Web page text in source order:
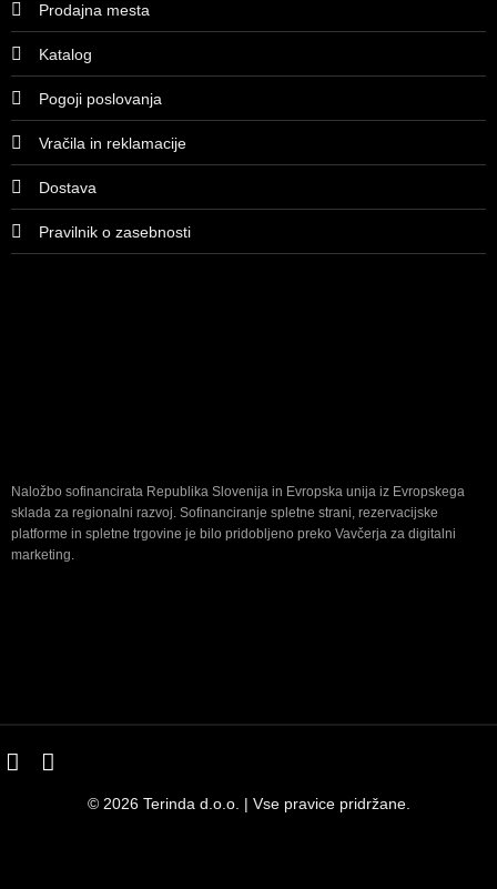
Prodajna mesta
Katalog
Pogoji poslovanja
Vračila in reklamacije
Dostava
Pravilnik o zasebnosti
Naložbo sofinancirata Republika Slovenija in Evropska unija iz Evropskega
sklada za regionalni razvoj. Sofinanciranje spletne strani, rezervacijske
platforme in spletne trgovine je bilo pridobljeno preko Vavčerja za digitalni
marketing.
© 2026 Terinda d.o.o. | Vse pravice pridržane.